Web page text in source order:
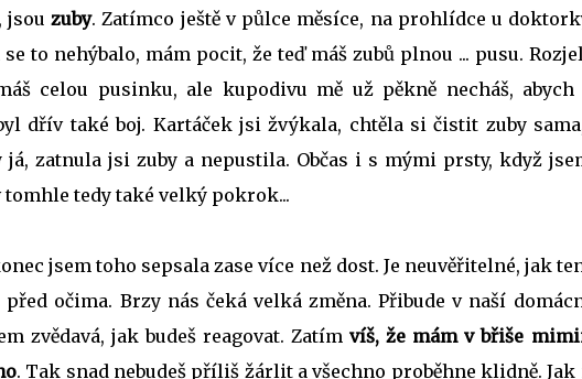
jsou zuby. Zatímco ještě v půlce měsíce, na prohlídce u
to nehýbalo, mám pocit, že teď máš zubů plnou ... pusu.
celou pusinku, ale kupodivu mě už pěkně necháš, abych
dřív také boj. Kartáček jsi žvýkala, chtěla si čistit zuby
zatnula jsi zuby a nepustila. Občas i s mými prsty, když
tedy také velký pokrok...
jsem toho sepsala zase více než dost. Je neuvěřitelné, jak
očima. Brzy nás čeká velká změna. Přibude v naší
zvědavá, jak budeš reagovat. Zatímvíš, že mám v břiše
. Tak snad nebudeš příliš žárlit a všechno proběhne klidně. Jak